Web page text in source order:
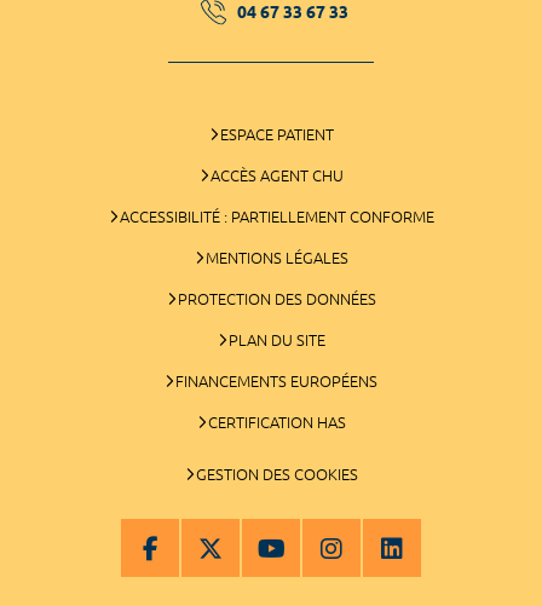
04 67 33 67 33
ESPACE PATIENT
ACCÈS AGENT CHU
ACCESSIBILITÉ : PARTIELLEMENT CONFORME
MENTIONS LÉGALES
PROTECTION DES DONNÉES
PLAN DU SITE
FINANCEMENTS EUROPÉENS
CERTIFICATION HAS
GESTION DES COOKIES